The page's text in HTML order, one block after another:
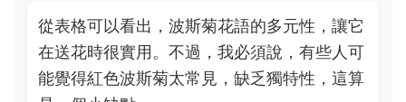
從表格可以看出，波斯菊花語的多元性，讓它
在送花時很實用。不過，我必須說，有些人可
能覺得紅色波斯菊太常見，缺乏獨特性，這算